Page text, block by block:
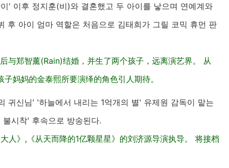
' 이후 정지훈(비)와 결혼했고 두 아이를 낳으며 연예계와
후 아이 엄마 역할은 처음으로 김태희가 그릴 코믹 휴먼 판
与郑智薰(Rain)结婚，并生了两个孩子，远离演艺界。 从
妈妈的金泰熙所要演绎的角色引人期待。
귀신님' '하늘에서 내리는 1억개의 별' 유제원 감독이 맡는
시착' 후속으로 방송된다.
人》,《从天而降的1亿颗星星》的刘济源导演执导。 将接档